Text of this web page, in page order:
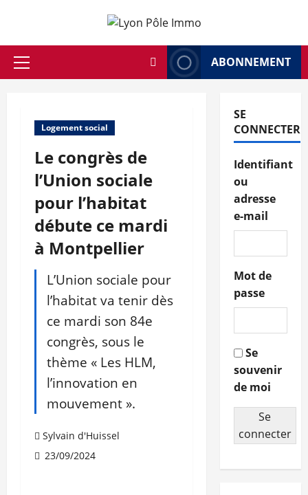
contenu
Menu
ABONNEMENT
Logement social
Le congrès de
l’Union sociale
pour l’habitat
débute ce mardi
à Montpellier
L’Union sociale pour
l’habitat va tenir dès
ce mardi son 84e
congrès, sous le
thème « Les HLM,
l’innovation en
mouvement ».
Sylvain d'Huissel
23/09/2024
SE
CONNECTER
Identifiant
ou
adresse
e-mail
Mot de
passe
Se
souvenir
de moi
Se
connecter